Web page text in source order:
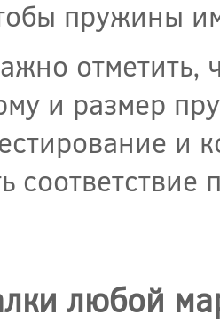
пружины
отметить,
и размер
и
любой